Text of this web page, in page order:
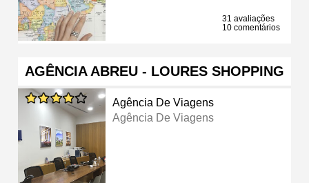
31 avaliações
10 comentários
AGÊNCIA ABREU - LOURES SHOPPING
Agência De Viagens
Agência De Viagens